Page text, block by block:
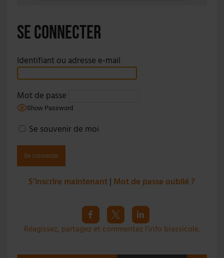
Se connecter
Identifiant ou adresse e-mail
Mot de passe
Show Password
Se souvenir de moi
S’inscrire maintenant | Mot de passe oublié ?
Réagissez, partagez et commentez l’info brassicole.